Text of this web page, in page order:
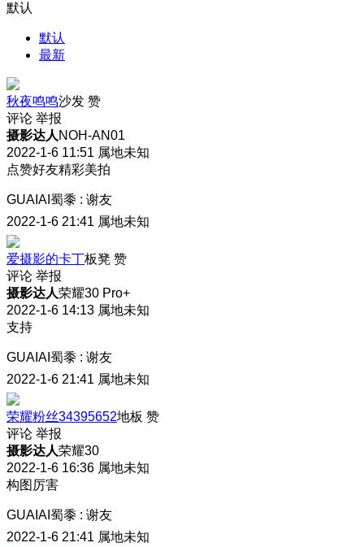
默认
默认
最新
秋夜鸣鸣沙发 赞
评论 举报
摄影达人 NOH-AN01
2022-1-6 11:51 属地未知
点赞好友精彩美拍
GUAIAI蜀黍 : 谢友
2022-1-6 21:41 属地未知
爱摄影的卡丁板凳 赞
评论 举报
摄影达人荣耀30 Pro+
2022-1-6 14:13 属地未知
支持
GUAIAI蜀黍 : 谢友
2022-1-6 21:41 属地未知
荣耀粉丝34395652地板 赞
评论 举报
摄影达人荣耀30
2022-1-6 16:36 属地未知
构图厉害
GUAIAI蜀黍 : 谢友
2022-1-6 21:41 属地未知